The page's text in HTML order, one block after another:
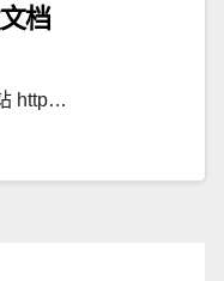
档
http…